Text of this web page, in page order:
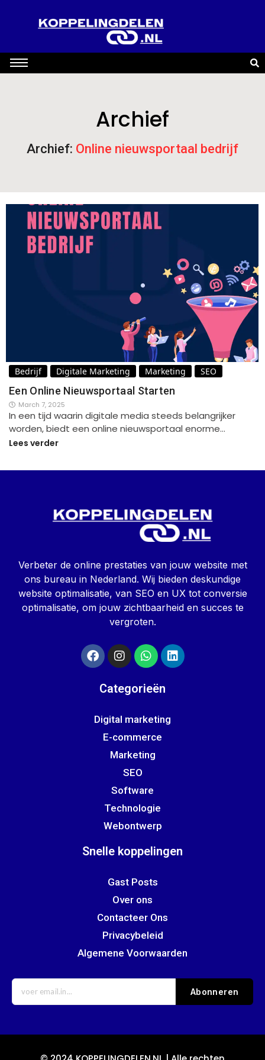
Archief
Archief: Online nieuwsportaal bedrijf
Bedrijf Digitale Marketing Marketing SEO
Een Online Nieuwsportaal Starten
March 7, 2025
In een tijd waarin digitale media steeds belangrijker
worden, biedt een online nieuwsportaal enorme…
Lees verder
Verbeter de online prestaties van jouw website met
ons bureau in Nederland. Wij bieden deskundige
website optimalisatie, van SEO en UX tot conversie
optimalisatie, om jouw zichtbaarheid en succes te
vergroten.
Categorieën
Digital marketing
E-commerce
Marketing
SEO
Software
Technologie
Webontwerp
Snelle koppelingen
Gast Posts
Over ons
Contacteer Ons
Privacybeleid
Algemene Voorwaarden
Abonneren